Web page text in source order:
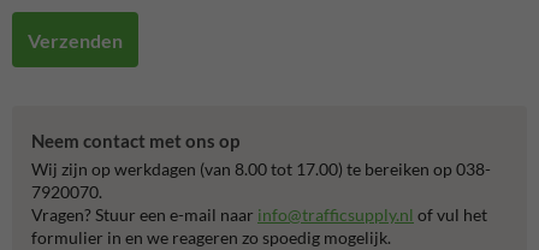
Verzenden
Neem contact met ons op
Wij zijn op werkdagen (van 8.00 tot 17.00) te bereiken op 038-
7920070.
Vragen? Stuur een e-mail naar info@trafficsupply.nl of vul het
formulier in en we reageren zo spoedig mogelijk.